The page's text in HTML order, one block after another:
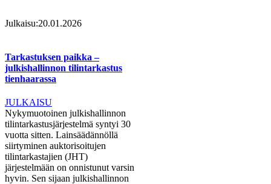
Julkaisu:20.01.2026
Tarkastuksen paikka –
julkishallinnon tilintarkastus
tienhaarassa
JULKAISU
Nykymuotoinen julkishallinnon
tilintarkastusjärjestelmä syntyi 30
vuotta sitten. Lainsäädännöllä
siirtyminen auktorisoitujen
tilintarkastajien (JHT)
järjestelmään on onnistunut varsin
hyvin. Sen sijaan julkishallinnon